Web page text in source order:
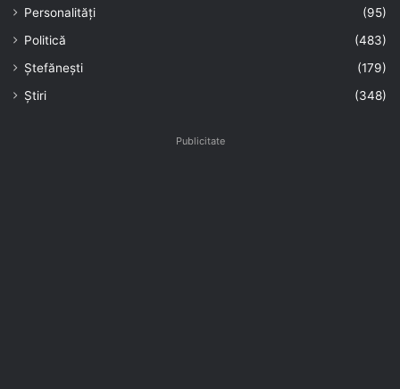
Personalități
(95)
Politică
(483)
Ștefănești
(179)
Știri
(348)
Publicitate